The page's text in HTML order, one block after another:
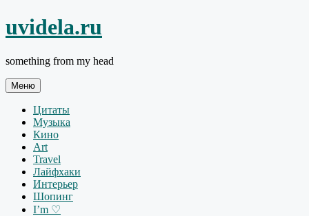
Перейти
к
uvidela.ru
something from my head
Меню
Цитаты
Музыка
Кино
Art
Travel
Лайфхаки
Интерьер
Шопинг
I’m ♡